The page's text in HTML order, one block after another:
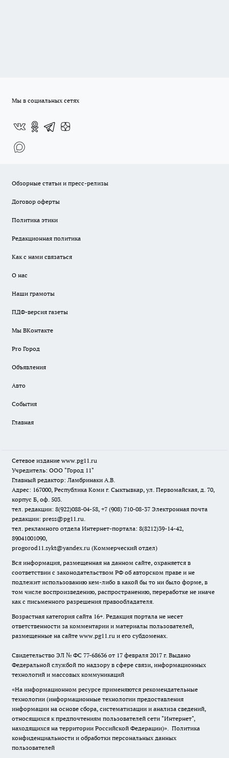
Мы в социальных сетях
Обзорные статьи и пресс-релизы
Договор оферты
Политика этики
Редакционная политика
Как с нами связаться
О нас
Наши грамоты
ПДФ-версия газеты
Мы ВКонтакте
Pro Город
Объявления
Авто
События
Главная
Сетевое издание www.pg11.ru
Учредитель: ООО "Город 11"
Главный редактор: Ламбринаки А.В.
Адрес: 167000, Республика Коми г. Сыктывкар, ул. Первомайская, д. 70,
корпус Б, оф. 503.
тел. редакции: 8(922)088-04-58, +7 (908) 710-08-37 Электронная почта
редакции: press@pg11.ru.
тел. рекламного отдела Интернет-портала: 8(8212)39-14-42,
89041001090,
progorod11.sykt@yandex.ru (Коммерческий отдел)
Вся информация, размещенная на данном сайте, охраняется в
соответствии с законодательством РФ об авторском праве и не
подлежит использованию кем-либо в какой бы то ни было форме, в
том числе воспроизведению, распространению, переработке не иначе
как с письменного разрешения правообладателя.
Возрастная категория сайта 16+. Редакция портала не несет
ответственности за комментарии и материалы пользователей,
размещенные на сайте www.pg11.ru и его субдоменах.
Свидетельство ЭЛ № ФС 77-68636 от 17 февраля 2017 г. Выдано
Федеральной службой по надзору в сфере связи, информационных
технологий и массовых коммуникаций
«На информационном ресурсе применяются рекомендательные
технологии (информационные технологии предоставления
информации на основе сбора, систематизации и анализа сведений,
относящихся к предпочтениям пользователей сети "Интернет",
находящихся на территории Российской Федерации)». Политика
конфиденциальности и обработки персональных данных
пользователей